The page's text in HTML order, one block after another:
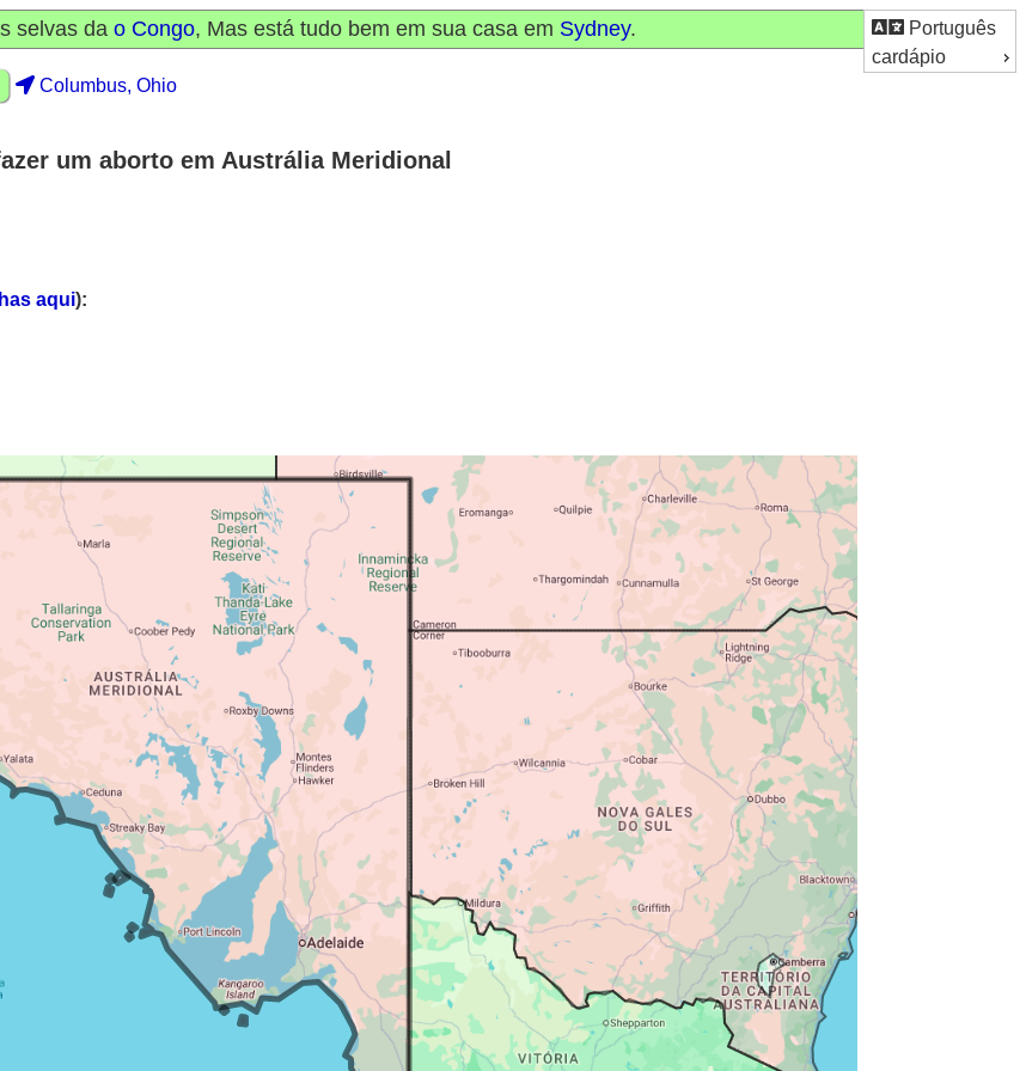
Português
cardápio
selvas dao Congo, Mas está tudo bem em sua casa em Sydney.
Columbus, Ohio
um aborto em Austrália Meridional
aqui):